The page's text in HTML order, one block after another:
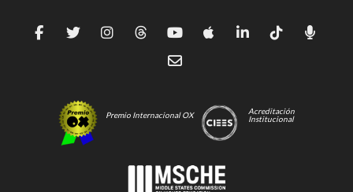
Premio Internacional OX
Acreditación
Institucional